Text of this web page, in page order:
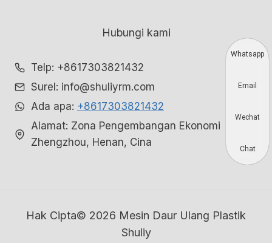
Hubungi kami
Telp: +8617303821432
Surel: info@shuliyrm.com
Ada apa: +8617303821432
Alamat: Zona Pengembangan Ekonomi
Zhengzhou, Henan, Cina
Hak Cipta© 2026 Mesin Daur Ulang Plastik
Shuliy
Whatsapp
Email
Wechat
Chat